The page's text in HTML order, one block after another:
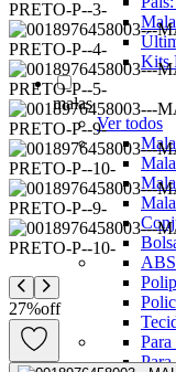
Kits
malas
Ver todos
ABS
27%off